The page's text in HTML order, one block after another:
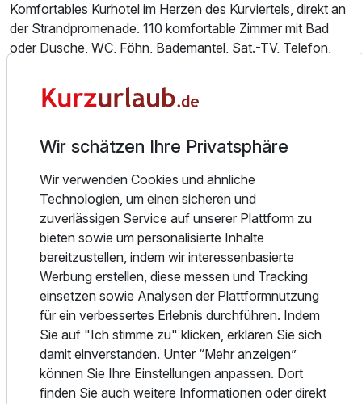
Ausstattung
Doppelzimmer Komfort Balkon
2 Erwachsene und 1 Kind
Komfortables Kurhotel im Herzen des Kurviertels, direkt an
der Strandpromenade. 110 komfortable Zimmer mit Bad
oder Dusche, WC, Föhn, Bademantel, Sat.-TV, Telefon,
Das Hotel besitzt 7 Behandlungsräume. Es werden
Massagen, Warmsteinmassagen, Sportmassagen und
eine Sauna, einen Whirlpool, ein Dampfbad und ein
Türkisches Bad/einen Hamam. Im Wellnessbereich werden
verschiedene Behandlungsmöglichkeiten und Therapien
angeboten, einschließlich: Aromatherapie, Ayurvedische
Behandlungen und Hydrotherapie.
Gastronomisches Angebot – morgens und abends Buffet,
mittags 2 Hauptgänge zur Wahl oder Buffet (je nach
Gästezahl). Auch À-la-carte-Restaurant. Vegetarisch,
laktose- und glutenfreie Speisen (gegen Gebühr) sowie
Diäten mit 5 Mahlzeiten pro Tag z.B. Detox Gemüse-
Früchte Diät, Fasten Diät und Schlankheitsdiät mit ca.
Wir schätzen Ihre Privatsphäre
Wir verwenden Cookies und ähnliche
Technologien, um einen sicheren und
zuverlässigen Service auf unserer Plattform zu
bieten sowie um personalisierte Inhalte
bereitzustellen, indem wir interessenbasierte
Werbung erstellen, diese messen und Tracking
einsetzen sowie Analysen der Plattformnutzung
für ein verbessertes Erlebnis durchführen. Indem
Sie auf "Ich stimme zu" klicken, erklären Sie sich
damit einverstanden. Unter “Mehr anzeigen”
können Sie Ihre Einstellungen anpassen. Dort
finden Sie auch weitere Informationen oder direkt